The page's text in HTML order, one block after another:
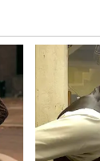
ఒక ప్లాస్టిక్
క్రిస్టల్స్